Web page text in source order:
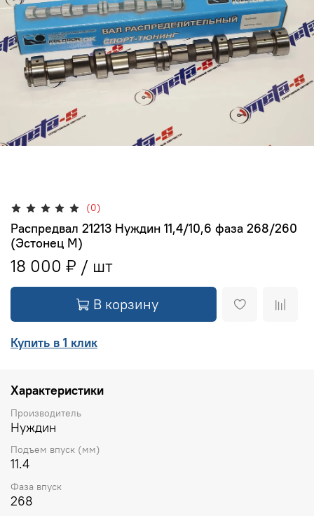
(0)
Распредвал 21213 Нуждин 11,4/10,6 фаза 268/260
(Эстонец М)
18 000 ₽
В корзину
Купить в 1 клик
Характеристики
Производитель
Нуждин
Подъем впуск (мм)
11.4
Фаза впуск
268